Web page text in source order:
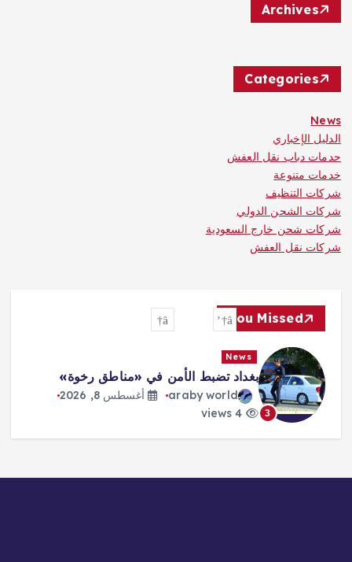
Archives
Categories
News
الدليل الإخباري
حدمات دباب نقل العفش
خدمات متنوعة
شركات التنظيف
شركات الشحن الدولي
شركات شحن خارج السعودية
شركات نقل العفش
You Missed
3
News
بغداد تضبط الأمن في «مناطق رخوة»
araby world
أغسطس 8, 2026